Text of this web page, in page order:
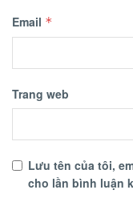
Email *
Trang web
Lưu tên của tôi,
cho lần bình luận